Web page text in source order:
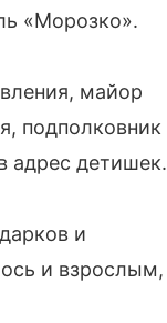
«Морозко».
майор
подполковник
адрес детишек.
и
и взрослым,